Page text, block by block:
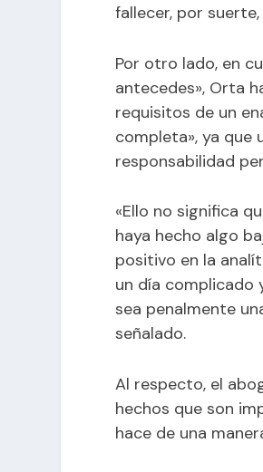
fallecer, por
Por otro lado, en
antecedes», Orta
requisitos de un
completa», ya que
responsabilidad
«Ello no significa
haya hecho algo
positivo en la
un día complicado
sea penalmente
señalado.
Al respecto, el
hechos que son
hace de una